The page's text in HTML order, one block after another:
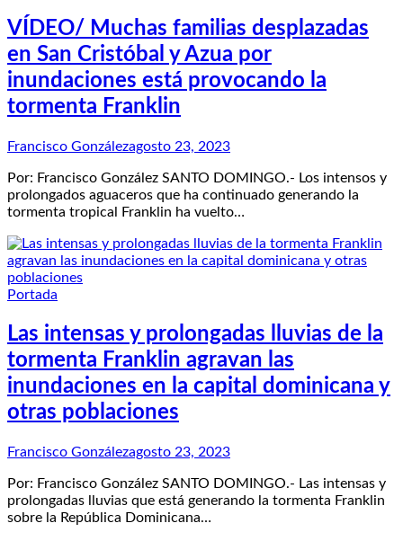
VÍDEO/ Muchas familias desplazadas
en San Cristóbal y Azua por
inundaciones está provocando la
tormenta Franklin
Francisco Gonzálezagosto 23, 2023
Por: Francisco González SANTO DOMINGO.- Los intensos y
prolongados aguaceros que ha continuado generando la
tormenta tropical Franklin ha vuelto…
Portada
Las intensas y prolongadas lluvias de la
tormenta Franklin agravan las
inundaciones en la capital dominicana y
otras poblaciones
Francisco Gonzálezagosto 23, 2023
Por: Francisco González SANTO DOMINGO.- Las intensas y
prolongadas lluvias que está generando la tormenta Franklin
sobre la República Dominicana…